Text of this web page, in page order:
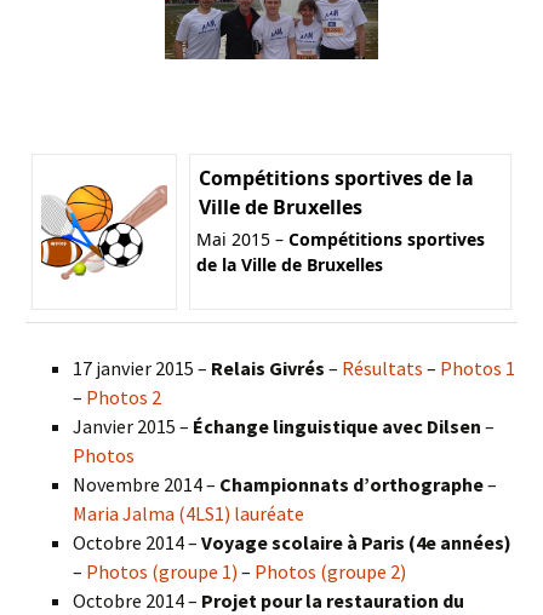
Compétitions sportives de la
Ville de Bruxelles
Mai 2015 – Compétitions sportives
de la Ville de Bruxelles
17 janvier 2015 – Relais Givrés – Résultats – Photos 1
– Photos 2
Janvier 2015 – Échange linguistique avec Dilsen –
Photos
Novembre 2014 – Championnats d’orthographe–
Maria Jalma (4LS1) lauréate
Octobre 2014 – Voyage scolaire à Paris (4e années)
– Photos (groupe 1) – Photos (groupe 2)
Octobre 2014 – Projet pour la restauration du